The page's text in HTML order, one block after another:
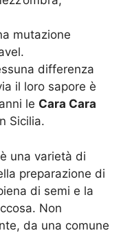
mutazione
differenza
il loro sapore è
le Cara Cara
Sicilia.
è una varietà di
preparazione di
di semi e la
Non
da una comune